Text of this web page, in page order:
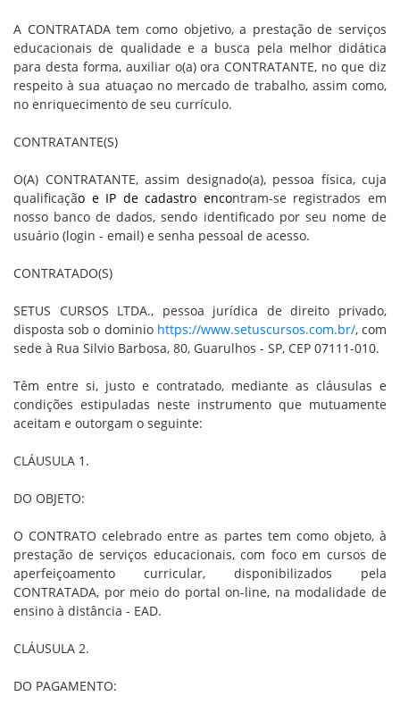
A CONTRATADA tem como objetivo, a prestação de serviços
educacionais de qualidade e a busca pela melhor didática
para desta forma, auxiliar o(a) ora CONTRATANTE, no que diz
respeito à sua atuaçao no mercado de trabalho, assim como,
no enriquecimento de seu currículo.
CONTRATANTE(S)
O(A) CONTRATANTE, assim designado(a), pessoa física, cuja
qualificação e IP de cadastro encontram-se registrados em
nosso banco de dados, sendo identificado por seu nome de
usuário (login - email) e senha pessoal de acesso.
CONTRATADO(S)
SETUS CURSOS LTDA., pessoa jurídica de direito privado,
disposta sob o dominio https://www.setuscursos.com.br/, com
sede à Rua Silvio Barbosa, 80, Guarulhos - SP, CEP 07111-010.
Têm entre si, justo e contratado, mediante as cláusulas e
condições estipuladas neste instrumento que mutuamente
aceitam e outorgam o seguinte:
CLÁUSULA 1.
DO OBJETO:
O CONTRATO celebrado entre as partes tem como objeto, à
prestação de serviços educacionais, com foco em cursos de
aperfeiçoamento curricular, disponibilizados pela
CONTRATADA, por meio do portal on-line, na modalidade de
ensino à distância - EAD.
CLÁUSULA 2.
DO PAGAMENTO: